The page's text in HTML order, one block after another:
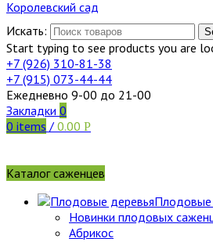
Искать:
Start typing to see products you are
+7 (926) 310-81-38
+7 (915) 073-44-44
Ежедневно 9-00 до 21-00
Закладки 0
0 items / 0.00 Р
Каталог саженцев
Плодовые
Новинки плодовых
Абрикос